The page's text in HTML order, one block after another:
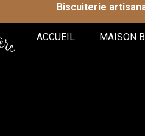
Biscuiterie
ACCUEIL MAISON